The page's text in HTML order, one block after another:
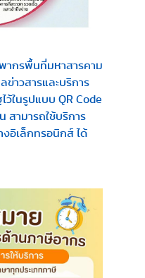
ากรพื้นที่มหาสารคาม
ข่าวสารและบริการ
ในรูปแบบ QR Code
สามารถใช้บริการ
งอิเล็กทรอนิกส์ ได้